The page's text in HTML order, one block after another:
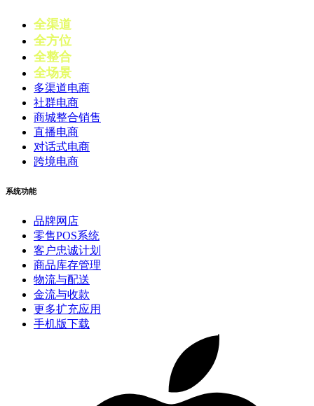
全渠道
全方位
全整合
全场景
多渠道电商
社群电商
商城整合销售
直播电商
对话式电商
跨境电商
系统功能
品牌网店
零售POS系统
客户忠诚计划
商品库存管理
物流与配送
金流与收款
更多扩充应用
手机版下载